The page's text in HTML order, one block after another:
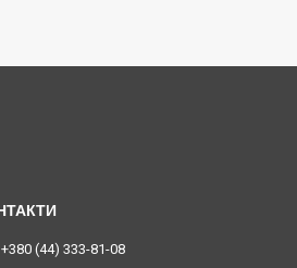
+380 (44) 333-81-08